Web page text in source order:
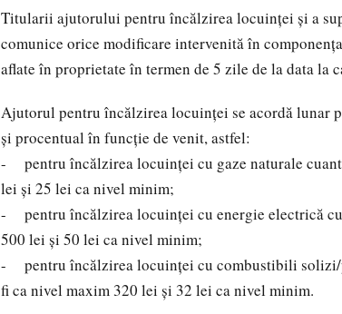
Titularii ajutorului pentru încălzirea locuinței și a
comunice orice modificare intervenită în
aflate în proprietate în termen de 5 zile de la data la
Ajutorul pentru încălzirea locuinței se acordă lunar
și procentual în funcție de venit, astfel:
- pentru încălzirea locuinței cu gaze naturale
lei și 25 lei ca nivel minim;
- pentru încălzirea locuinței cu energie electrică
500 lei și 50 lei ca nivel minim;
- pentru încălzirea locuinței cu combustibili
fi ca nivel maxim 320 lei și 32 lei ca nivel minim.